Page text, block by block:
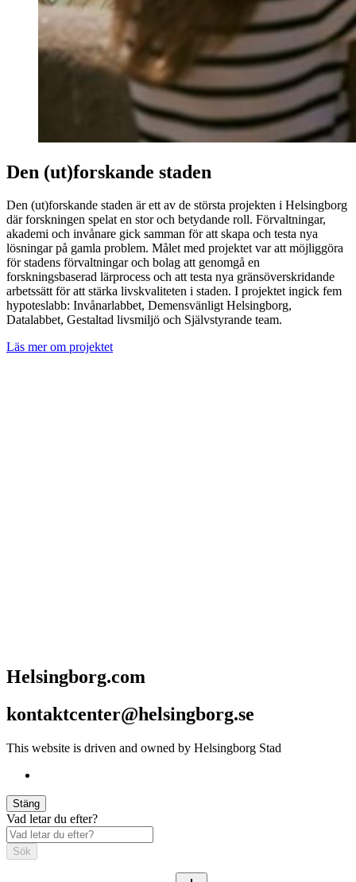
Den (ut)forskande staden
Den (ut)forskande staden är ett av de största projekten i Helsingborg
där forskningen spelat en stor och betydande roll. Förvaltningar,
akademi och invånare gick samman för att skapa och testa nya
lösningar på gamla problem. Målet med projektet var att möjliggöra
för stadens förvaltningar och bolag att genomgå en
forskningsbaserad lärprocess och att testa nya gränsöverskridande
arbetssätt för att stärka livskvaliteten i staden. I projektet ingick fem
hypoteslabb: Invånarlabbet, Demensvänligt Helsingborg,
Datalabbet, Gestaltad livsmiljö och Självstyrande team.
Läs mer om projektet
Helsingborg.com
kontaktcenter@helsingborg.se
This website is driven and owned by Helsingborg Stad
Stäng
Vad letar du efter?
Sök